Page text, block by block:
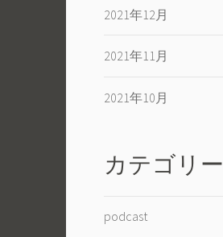
2021年12月
2021年11月
2021年10月
カテゴリー
podcast